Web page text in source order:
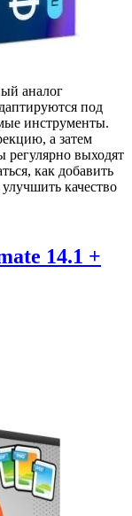
аналог
под
инструменты.
а затем
регулярно выходят
как добавить
качество
14.1 +